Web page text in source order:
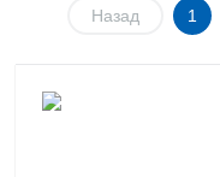
Назад 1